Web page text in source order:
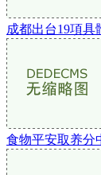
成都出台19項具
食物平安取养分